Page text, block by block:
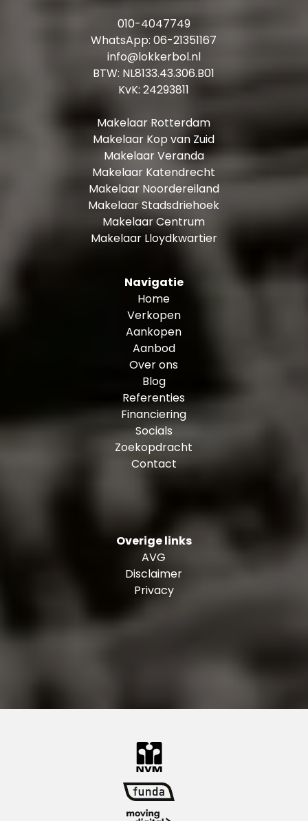
010-4047749
WhatsApp:06-21351167
info@lokkerbol.nl
BTW: NL8133.43.306.B01
KvK: 24293811
Makelaar Rotterdam
Makelaar Kop van Zuid
Makelaar Veranda
Makelaar Katendrecht
Makelaar Noordereiland
Makelaar Stadsdriehoek
Makelaar Centrum
Makelaar Lloydkwartier
Navigatie
Home
Verkopen
Aankopen
Aanbod
Over ons
Blog
Referenties
Financiering
Socials
Zoekopdracht
Contact
Overige links
AVG
Disclaimer
Privacy